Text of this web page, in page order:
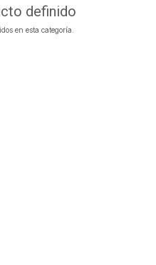
definido
en esta categoría.